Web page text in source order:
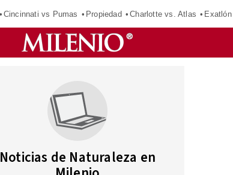
Cincinnati vs Pumas Propiedad Charlotte vs. Atlas Exatlón
Noticias de Naturaleza en